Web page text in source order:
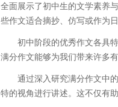
全面展示了初中生的文学素养
些作文适合摘抄、仿写或作为
初中阶段的优秀作文各具
满分作文能够为我们带来许多有
通过深入研究满分作文中
特的视角进行讲述。这不仅有